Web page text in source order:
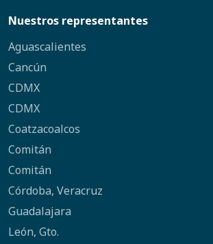
Nuestros representantes
Aguascalientes
Cancún
CDMX
CDMX
Coatzacoalcos
Comitán
Comitán
Córdoba, Veracruz
Guadalajara
León, Gto.